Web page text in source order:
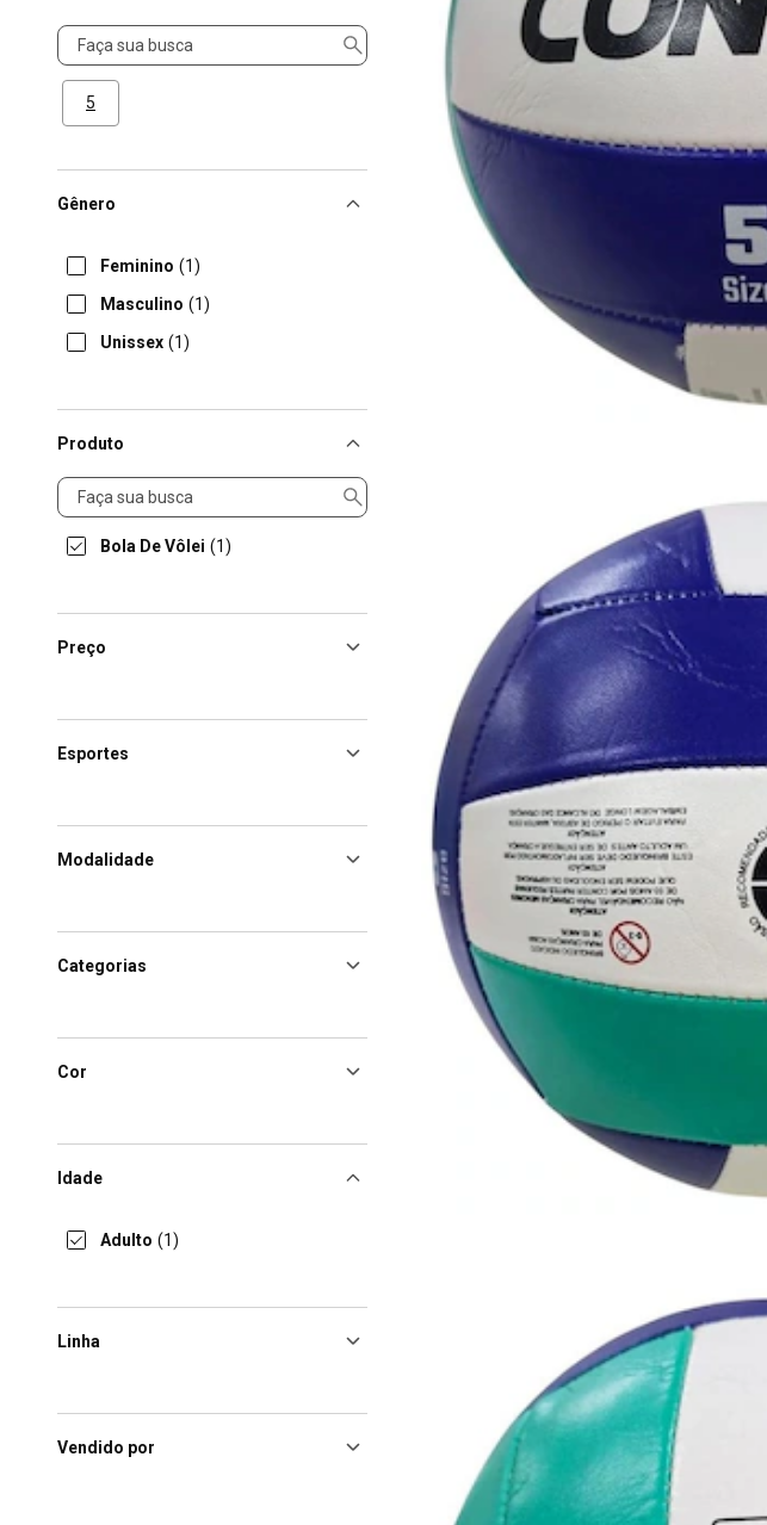
Tamanho
5
Gênero
Feminino (1)
Masculino (1)
Unissex (1)
Produto
Produto
Bola De Vôlei (1)
Preço
Esportes
Modalidade
Categorias
Cor
Idade
Adulto (1)
Linha
Vendido por